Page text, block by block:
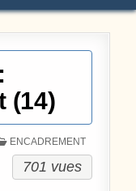
:
(14)
POSTÉ DANS
ENCADREMENT
701 vues